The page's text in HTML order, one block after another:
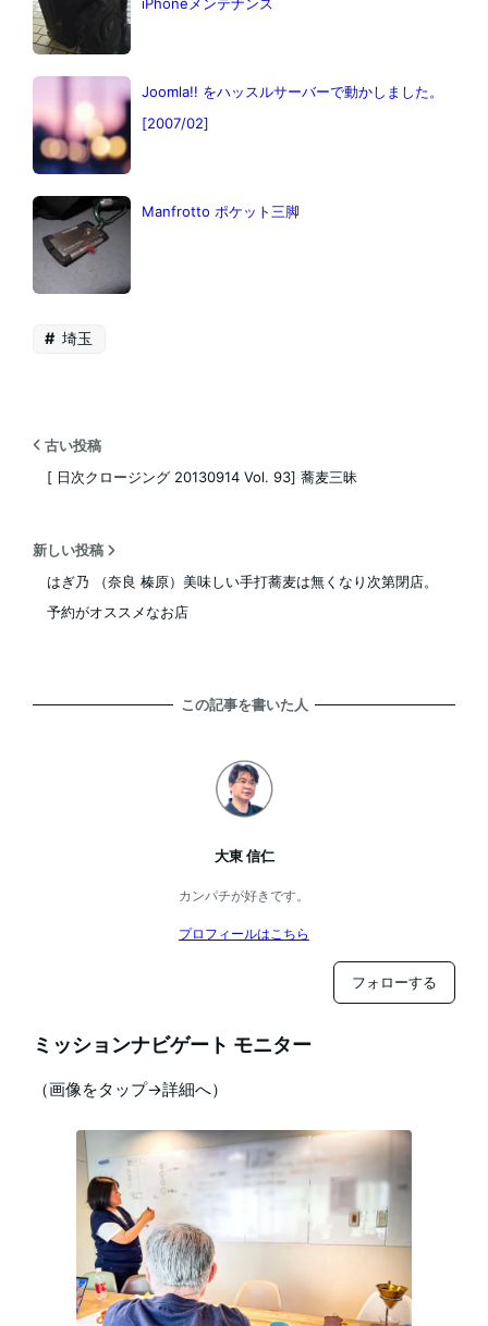
Joomla!! をハッスルサーバーで動かしました。
[2007/02]
Manfrotto ポケット三脚
埼玉
古い投稿
[ 日次クロージング 20130914 Vol. 93] 蕎麦三昧
新しい投稿
はぎ乃 （奈良 榛原）美味しい手打蕎麦は無くなり次第閉店。
予約がオススメなお店
この記事を書いた人
大東 信仁
カンパチが好きです。
プロフィールはこちら
フォローする
ミッションナビゲート モニター
（画像をタップ→詳細へ）